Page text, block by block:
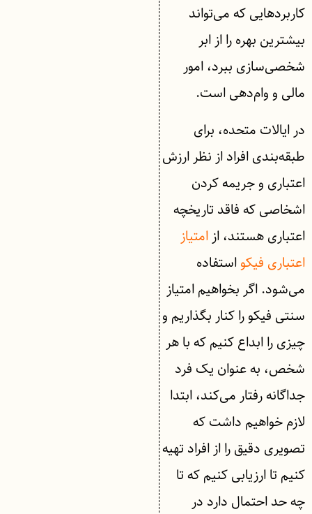
کاربردهایی که می‌تواند
بیشترین بهره را از ابر
شخصی‌سازی ببرد، امور
مالی و وام‌دهی است.
در ایالات متحده، برای
طبقه‌بندی افراد از نظر ارزش
اعتباری و جریمه کردن
اشخاصی که فاقد تاریخچه
اعتباری هستند، ازامتیاز
اعتباری فیکواستفاده
می‌شود. اگر بخواهیم امتیاز
سنتی فیکو را کنار بگذاریم و
چیزی را ابداع کنیم که با هر
شخص، به عنوان یک فرد
جداگانه رفتار می‌کند، ابتدا
لازم خواهیم داشت که
تصویری دقیق را از افراد تهیه
کنیم تا ارزیابی کنیم که تا
چه حد احتمال دارد در